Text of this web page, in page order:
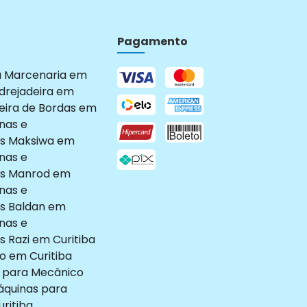
Marcenaria em
em
de Bordas em
e
Maksiwa em
e
Manrod em
e
Baldan em
e
Razi em Curitiba
em Curitiba
Mecânico
para
Pagamento